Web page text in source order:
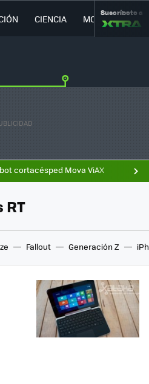
CIENCIA MOVILIDAD
Suscríbete a
cortacésped Mova ViAX
Fallout Generación Z